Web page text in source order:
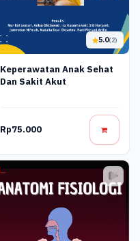
5.0(2)
Keperawatan Anak Sehat
Dan Sakit Akut
Rp75.000